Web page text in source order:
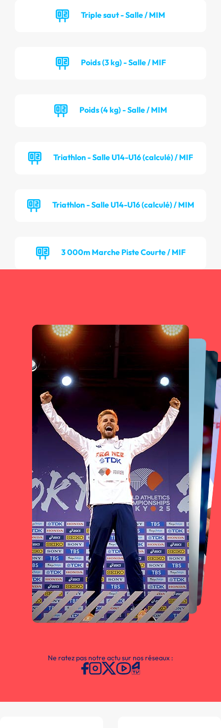
Triple saut - Salle / MIM
Poids (3 kg) - Salle / MIF
Poids (4 kg) - Salle / MIM
Triathlon - Salle U14-U16 (calculé) / MIF
Triathlon - Salle U14-U16 (calculé) / MIM
3 000m Marche Piste Courte / MIF
Ne ratez pas notre actu sur nos réseaux :